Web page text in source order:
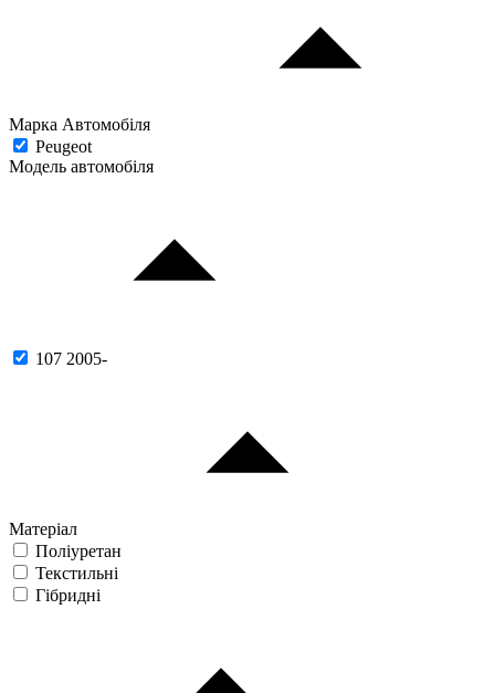
Марка Автомобіля
Peugeot
Модель автомобіля
107 2005-
Матеріал
Поліуретан
Текстильні
Гібридні